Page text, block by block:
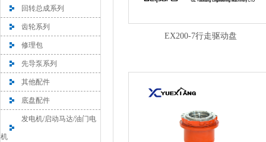
回转总成系列
齿轮系列
修理包
先导泵系列
其他配件
底盘配件
发电机/启动马达/油门电
机
EX200-7行走驱动盘